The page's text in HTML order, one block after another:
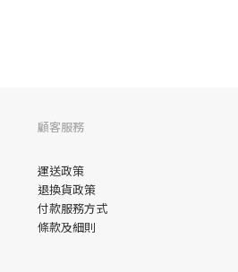
顧客服務
運送政策
退換貨政策
付款服務方式
條款及細則